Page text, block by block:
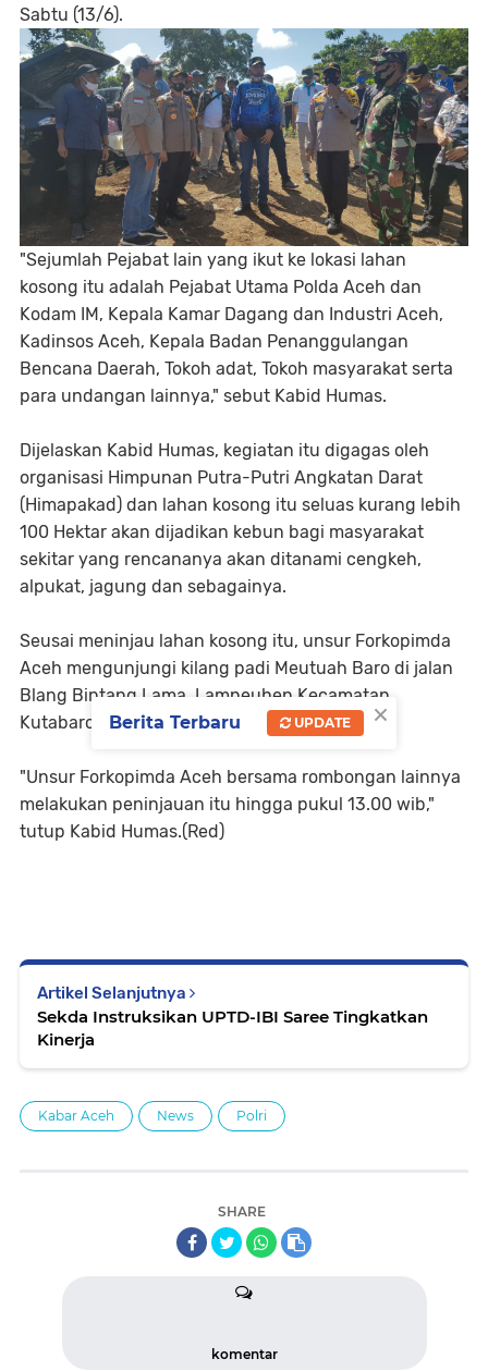
Sabtu (13/6).
"Sejumlah Pejabat lain yang ikut ke lokasi lahan
kosong itu adalah Pejabat Utama Polda Aceh dan
Kodam IM, Kepala Kamar Dagang dan Industri Aceh,
Kadinsos Aceh, Kepala Badan Penanggulangan
Bencana Daerah, Tokoh adat, Tokoh masyarakat serta
para undangan lainnya," sebut Kabid Humas.
Dijelaskan Kabid Humas, kegiatan itu digagas oleh
organisasi Himpunan Putra-Putri Angkatan Darat
(Himapakad) dan lahan kosong itu seluas kurang lebih
100 Hektar akan dijadikan kebun bagi masyarakat
sekitar yang rencananya akan ditanami cengkeh,
alpukat, jagung dan sebagainya.
Seusai meninjau lahan kosong itu, unsur Forkopimda
Aceh mengunjungi kilang padi Meutuah Baro di jalan
Blang Bintang Lama, Lamneuhen Kecamatan
Kutabaro, Aceh Besar.
"Unsur Forkopimda Aceh bersama rombongan lainnya
melakukan peninjauan itu hingga pukul 13.00 wib,"
tutup Kabid Humas.(Red)
Artikel Selanjutnya
Sekda Instruksikan UPTD-IBI Saree Tingkatkan
Kinerja
Kabar Aceh News Polri
SHARE
komentar
×
Berita Terbaru UPDATE